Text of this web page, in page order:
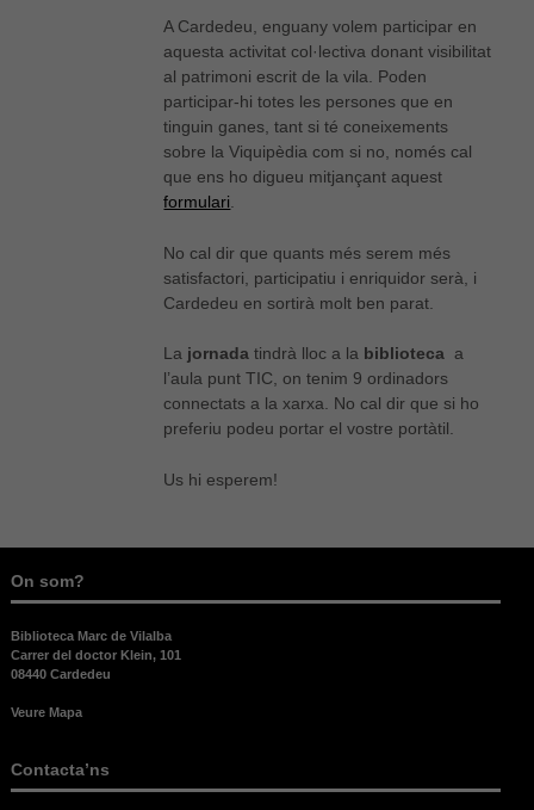
A Cardedeu, enguany volem participar en
aquesta activitat col·lectiva donant visibilitat
al patrimoni escrit de la vila. Poden
participar-hi totes les persones que en
tinguin ganes, tant si té coneixements
sobre la Viquipèdia com si no, només cal
que ens ho digueu mitjançant aquest
formulari
No cal dir que quants més serem més
satisfactori, participatiu i enriquidor serà, i
Cardedeu en sortirà molt ben parat.
La jornada tindrà lloc a la biblioteca a
l’aula punt TIC, on tenim 9 ordinadors
connectats a la xarxa. No cal dir que si ho
preferiu podeu portar el vostre portàtil.
Us hi esperem!
On som?
Biblioteca Marc de Vilalba
Carrer del doctor Klein, 101
08440 Cardedeu
Veure Mapa
Contacta’ns
Necessàries